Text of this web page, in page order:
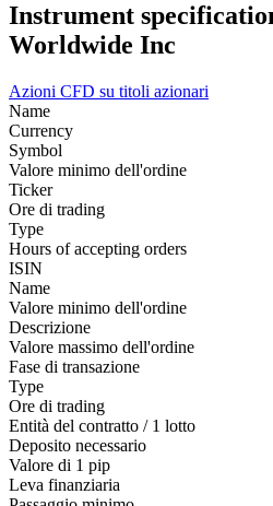
Instrument
Worldwide Inc
Azioni CFD su titoli azionari
Name
Currency
Symbol
Valore minimo dell'ordine
Ticker
Ore di trading
Type
Hours of accepting orders
ISIN
Name
Valore minimo dell'ordine
Descrizione
Valore massimo dell'ordine
Fase di transazione
Type
Ore di trading
Entità del contratto / 1 lotto
Deposito necessario
Valore di 1 pip
Leva finanziaria